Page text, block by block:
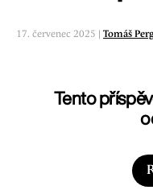
17. červenec 2025 | Tomáš
Tento